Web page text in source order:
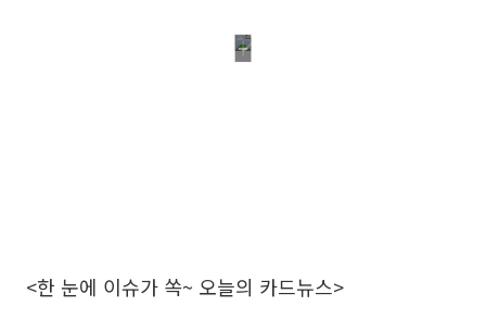
<한 눈에 이슈가 쏙~ 오늘의 카드뉴스>